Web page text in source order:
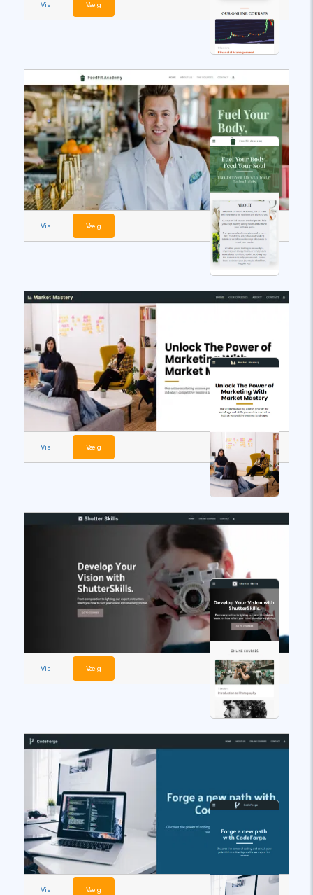
Vis Vælg
Vis Vælg
Vis Vælg
Vis Vælg
Vis Vælg